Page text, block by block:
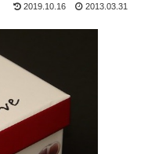
2019.10.16 2013.03.31